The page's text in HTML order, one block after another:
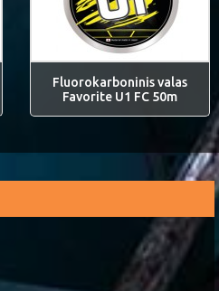
Fluorokarboninis valas
Favorite U1 FC 50m